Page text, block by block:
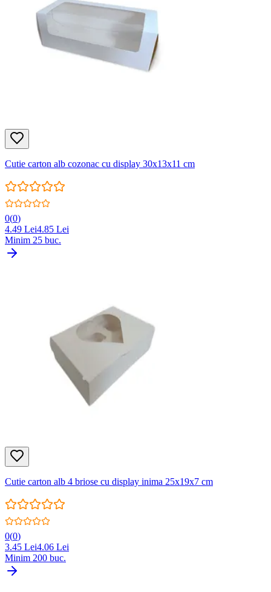
Cutie carton alb cozonac cu display 30x13x11 cm
0(0)
4.49 Lei4.85 Lei
Minim 25 buc.
Cutie carton alb 4 briose cu display inima 25x19x7 cm
0(0)
3.45 Lei4.06 Lei
Minim 200 buc.